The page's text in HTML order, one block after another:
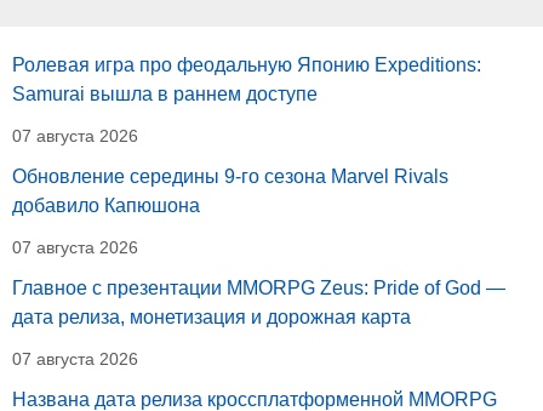
Ролевая игра про феодальную Японию Expeditions:
Samurai вышла в раннем доступе
07 августа 2026
Обновление середины 9-го сезона Marvel Rivals
добавило Капюшона
07 августа 2026
Главное с презентации MMORPG Zeus: Pride of God —
дата релиза, монетизация и дорожная карта
07 августа 2026
Названа дата релиза кроссплатформенной MMORPG